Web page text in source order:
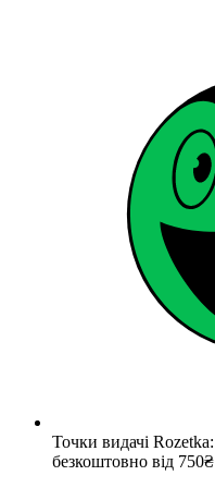
Точки видачі Rozetka:
безкоштовно від 750₴